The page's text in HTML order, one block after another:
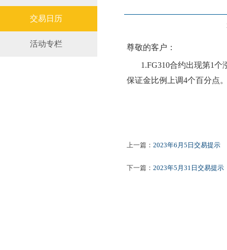
交易日历
活动专栏 尊敬的客户：
1.FG310合约出现第1个
保证金比例上调4个百分点
上一篇： 2023年6月5日交易提示
下一篇： 2023年5月31日交易提示